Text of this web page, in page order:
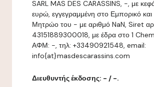
SARL MAS DES CARASSINS, -, με
ευρώ, εγγεγραμμένη στο Εμπορικό και
Μητρώο του - με αριθμό NaN, Siret
43151889300018, με έδρα στο 1
ΑΦΜ: -, τηλ: +33490921548, email:
info{at}masdescarassins.com
Διευθυντής έκδοσης: - / -.